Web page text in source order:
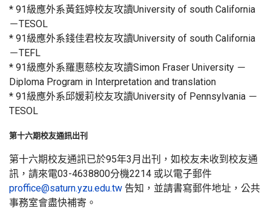
* 91級應外系黃鈺婷校友攻讀University of south California
－TESOL
* 91級應外系錢佳君校友攻讀University of south California
－TEFL
* 91級應外系羅惠慈校友攻讀Simon Fraser University －
Diploma Program in Interpretation and translation
* 91級應外系邱媛莉校友攻讀University of Pennsylvania －
TESOL
第十六期校友通訊出刊
第十六期校友通訊已於95年3月出刊，如校友未收到校友通
訊，請來電03-4638800分機2214 或以電子郵件
proffice@saturn.yzu.edu.tw 告知，並請書寫郵件地址，公共
事務室會盡快補寄。